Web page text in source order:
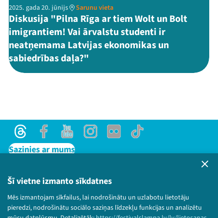
Šī vietne izmanto sīkdatnes
Mēs izmantojam sīkfailus, lai nodrošinātu un uzlabotu lietotāju
pieredzi, nodrošinātu sociālo saziņas līdzekļu funkcijas un analizētu
2025. gada 20. jūnijs Sarunu vieta
Diskusija "Pilna Rīga ar tiem Wolt un Bolt
imigrantiem! Vai ārvalstu studenti ir
neatņemama Latvijas ekonomikas un
sabiedrības daļa?"
ThreadsFacebookYoutubeInstagram
Flick TikTok
Sazinies ar mums
Lietošanas noteikumi un sīkdatņu politika
Bērnu aizsardzības politika
© 2026 Sarunu festivāls LAMPA Visas tiesības